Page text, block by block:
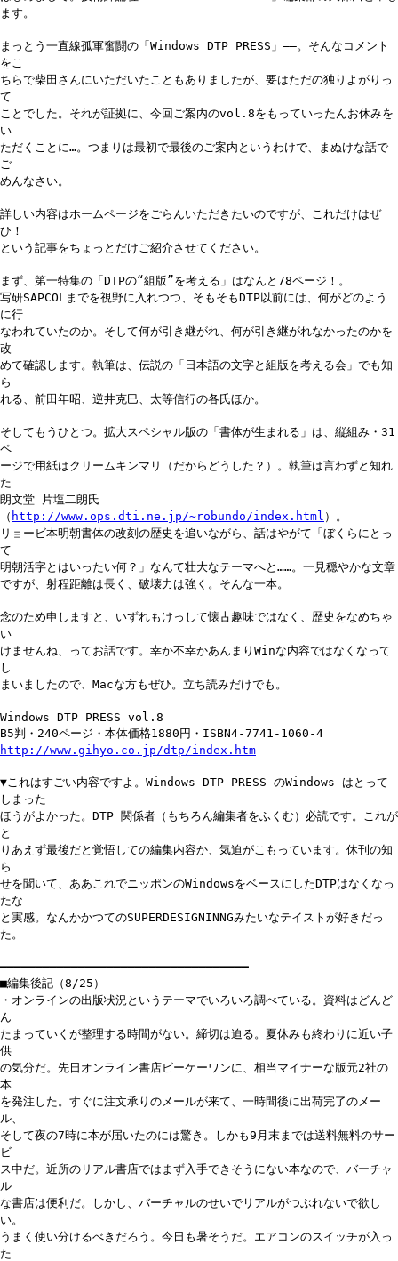
ます。
まっとう一直線孤軍奮闘の「Windows DTP PRESS」――。そんなコメント
をこ
ちらで柴田さんにいただいたこともありましたが、要はただの独りよがりっ
て
ことでした。それが証拠に、今回ご案内のvol.8をもっていったんお休みを
い
ただくことに…。つまりは最初で最後のご案内というわけで、まぬけな話で
ご
めんなさい。
詳しい内容はホームページをごらんいただきたいのですが、これだけはぜ
ひ！
という記事をちょっとだけご紹介させてください。
まず、第一特集の「DTPの“組版”を考える」はなんと78ページ！。
写研SAPCOLまでを視野に入れつつ、そもそもDTP以前には、何がどのよう
に行
なわれていたのか。そして何が引き継がれ、何が引き継がれなかったのかを
改
めて確認します。執筆は、伝説の「日本語の文字と組版を考える会」でも知
ら
れる、前田年昭、逆井克巳、太等信行の各氏ほか。
そしてもうひとつ。拡大スペシャル版の「書体が生まれる」は、縦組み・31
ペ
ージで用紙はクリームキンマリ（だからどうした？）。執筆は言わずと知れ
た
朗文堂 片塩二朗氏
（ http://www.ops.dti.ne.jp/~robundo/index.html ）。
リョービ本明朝書体の改刻の歴史を追いながら、話はやがて「ぼくらにとっ
て
明朝活字とはいったい何？」なんて壮大なテーマへと……。一見穏やかな文章
ですが、射程距離は長く、破壊力は強く。そんな一本。
念のため申しますと、いずれもけっして懐古趣味ではなく、歴史をなめちゃ
い
けませんね、ってお話です。幸か不幸かあんまりWinな内容ではなくなって
し
まいましたので、Macな方もぜひ。立ち読みだけでも。
Windows DTP PRESS vol.8
B5判・240ページ・本体価格1880円・ISBN4-7741-1060-4
http://www.gihyo.co.jp/dtp/index.htm
▼これはすごい内容ですよ。Windows DTP PRESS のWindows はとって
しまった
ほうがよかった。DTP 関係者（もちろん編集者をふくむ）必読です。これが
と
りあえず最後だと覚悟しての編集内容か、気迫がこもっています。休刊の知
ら
せを聞いて、ああこれでニッポンのWindowsをベースにしたDTPはなくなっ
たな
と実感。なんかかつてのSUPERDESIGNINNGみたいなテイストが好きだっ
た。
━━━━━━━━━━━━━━━━━━━━━━━━━━━━━━━━━━━
■編集後記（8/25）
・オンラインの出版状況というテーマでいろいろ調べている。資料はどんど
ん
たまっていくが整理する時間がない。締切は迫る。夏休みも終わりに近い子
供
の気分だ。先日オンライン書店ビーケーワンに、相当マイナーな版元2社の
本
を発注した。すぐに注文承りのメールが来て、一時間後に出荷完了のメー
ル、
そして夜の7時に本が届いたのには驚き。しかも9月末までは送料無料のサー
ビ
ス中だ。近所のリアル書店ではまず入手できそうにない本なので、バーチャ
ル
な書店は便利だ。しかし、バーチャルのせいでリアルがつぶれないで欲し
い。
うまく使い分けるべきだろう。今日も暑そうだ。エアコンのスイッチが入っ
た